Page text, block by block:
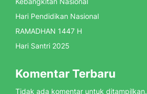
Hari Pendidikan Nasional
RAMADHAN 1447 H
Hari Santri 2025
Komentar Terbaru
Tidak ada komentar untuk ditampilkan.